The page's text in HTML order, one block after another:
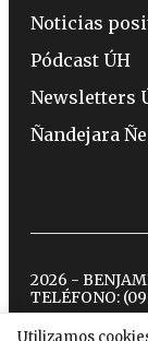
Utilizamos
Noticias
Pódcast ÚH
Newsletters
Ñandejara
2026 -
TELÉFONO: